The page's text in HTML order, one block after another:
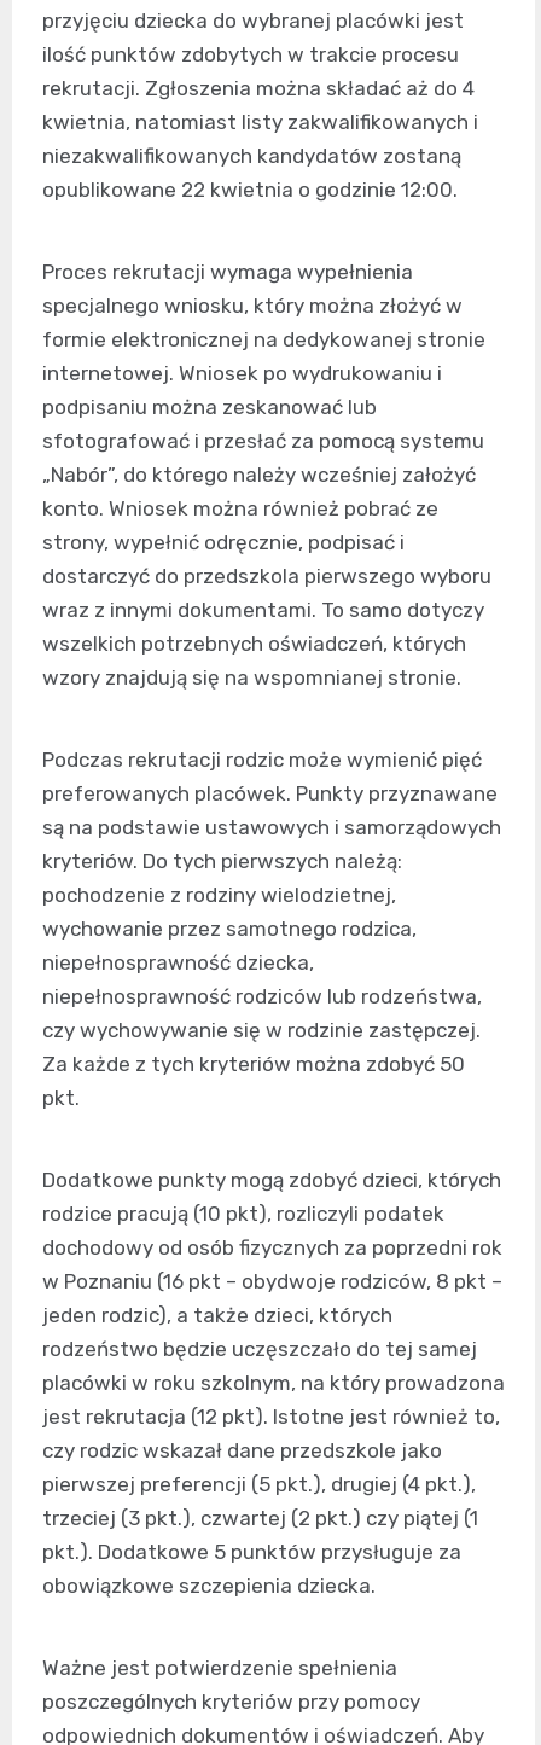
przyjęciu dziecka do wybranej placówki jest
ilość punktów zdobytych w trakcie procesu
rekrutacji. Zgłoszenia można składać aż do 4
kwietnia, natomiast listy zakwalifikowanych i
niezakwalifikowanych kandydatów zostaną
opublikowane 22 kwietnia o godzinie 12:00.
Proces rekrutacji wymaga wypełnienia
specjalnego wniosku, który można złożyć w
formie elektronicznej na dedykowanej stronie
internetowej. Wniosek po wydrukowaniu i
podpisaniu można zeskanować lub
sfotografować i przesłać za pomocą systemu
„Nabór”, do którego należy wcześniej założyć
konto. Wniosek można również pobrać ze
strony, wypełnić odręcznie, podpisać i
dostarczyć do przedszkola pierwszego wyboru
wraz z innymi dokumentami. To samo dotyczy
wszelkich potrzebnych oświadczeń, których
wzory znajdują się na wspomnianej stronie.
Podczas rekrutacji rodzic może wymienić pięć
preferowanych placówek. Punkty przyznawane
są na podstawie ustawowych i samorządowych
kryteriów. Do tych pierwszych należą:
pochodzenie z rodziny wielodzietnej,
wychowanie przez samotnego rodzica,
niepełnosprawność dziecka,
niepełnosprawność rodziców lub rodzeństwa,
czy wychowywanie się w rodzinie zastępczej.
Za każde z tych kryteriów można zdobyć 50
pkt.
Dodatkowe punkty mogą zdobyć dzieci, których
rodzice pracują (10 pkt), rozliczyli podatek
dochodowy od osób fizycznych za poprzedni rok
w Poznaniu (16 pkt – obydwoje rodziców, 8 pkt –
jeden rodzic), a także dzieci, których
rodzeństwo będzie uczęszczało do tej samej
placówki w roku szkolnym, na który prowadzona
jest rekrutacja (12 pkt). Istotne jest również to,
czy rodzic wskazał dane przedszkole jako
pierwszej preferencji (5 pkt.), drugiej (4 pkt.),
trzeciej (3 pkt.), czwartej (2 pkt.) czy piątej (1
pkt.). Dodatkowe 5 punktów przysługuje za
obowiązkowe szczepienia dziecka.
Ważne jest potwierdzenie spełnienia
poszczególnych kryteriów przy pomocy
odpowiednich dokumentów i oświadczeń. Aby